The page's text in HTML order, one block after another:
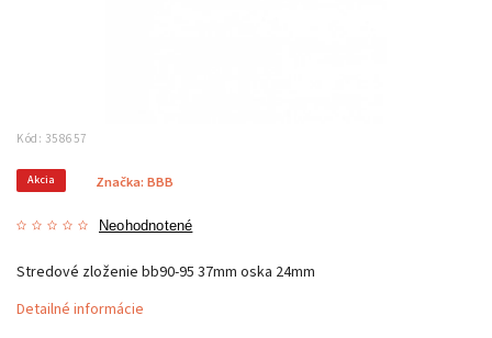
Kód: 358657
Akcia
Neohodnotené
Značka: BBB
Stredové zloženie bb90-95 37mm oska 24mm
Detailné informácie